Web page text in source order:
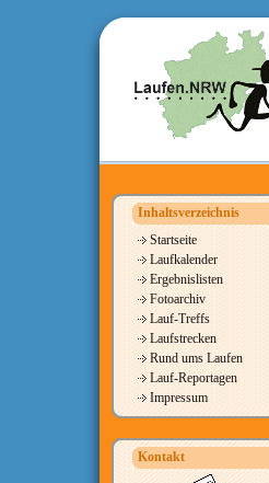
Inhaltsverzeichnis
Startseite
Laufkalender
Ergebnislisten
Fotoarchiv
Lauf-Treffs
Laufstrecken
Rund ums Laufen
Lauf-Reportagen
Impressum
Kontakt